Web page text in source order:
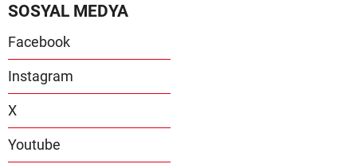
SOSYAL MEDYA
Facebook
Instagram
X
Youtube